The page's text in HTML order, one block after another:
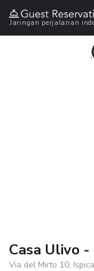
Jaringan perjalanan
Casa Ulivo -
Via del Mirto 10,